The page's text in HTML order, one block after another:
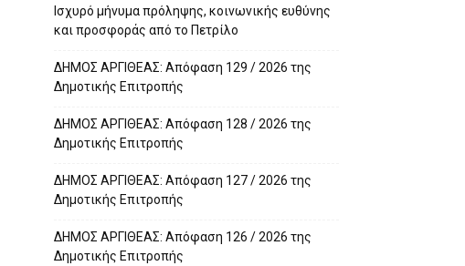
Ισχυρό μήνυμα πρόληψης, κοινωνικής ευθύνης
και προσφοράς από το Πετρίλο
ΔΗΜΟΣ ΑΡΓΙΘΕΑΣ: Απόφαση 129 / 2026 της
Δημοτικής Επιτροπής
ΔΗΜΟΣ ΑΡΓΙΘΕΑΣ: Απόφαση 128 / 2026 της
Δημοτικής Επιτροπής
ΔΗΜΟΣ ΑΡΓΙΘΕΑΣ: Απόφαση 127 / 2026 της
Δημοτικής Επιτροπής
ΔΗΜΟΣ ΑΡΓΙΘΕΑΣ: Απόφαση 126 / 2026 της
Δημοτικής Επιτροπής